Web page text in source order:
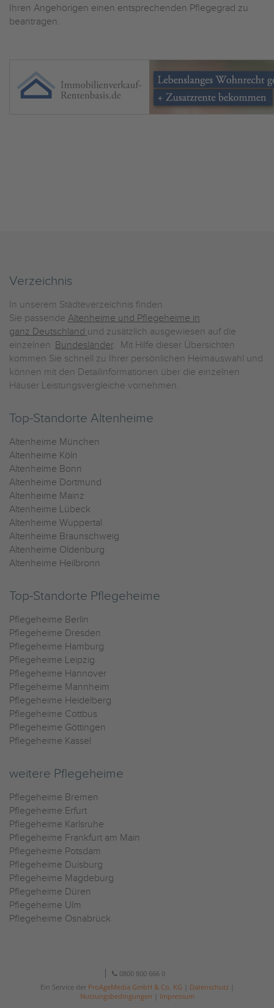
Ihren Angehörigen einen entsprechenden Pflegegrad zu
beantragen.
Verzeichnis
In unserem Städteverzeichnis finden
Sie passende Altenheime und Pflegeheime in
ganz Deutschland und zusätzlich ausgewiesen auf die
einzelnen Bundesländer. Mit Hilfe dieser Übersichten
kommen Sie schnell zu Ihrer persönlichen Heimauswahl und
können mit den Detailinformationen über die einzelnen
Häuser Leistungsvergleiche vornehmen.
Top-Standorte Altenheime
Altenheime München
Altenheime Köln
Altenheime Bonn
Altenheime Dortmund
Altenheime Mainz
Altenheime Lübeck
Altenheime Wuppertal
Altenheime Braunschweig
Altenheime Oldenburg
Altenheime Heilbronn
Top-Standorte Pflegeheime
Pflegeheime Berlin
Pflegeheime Dresden
Pflegeheime Hamburg
Pflegeheime Leipzig
Pflegeheime Hannover
Pflegeheime Mannheim
Pflegeheime Heidelberg
Pflegeheime Cottbus
Pflegeheime Göttingen
Pflegeheime Kassel
weitere Pflegeheime
Pflegeheime Bremen
Pflegeheime Erfurt
Pflegeheime Karlsruhe
Pflegeheime Frankfurt am Main
Pflegeheime Potsdam
Pflegeheime Duisburg
Pflegeheime Magdeburg
Pflegeheime Düren
Pflegeheime Ulm
Pflegeheime Osnabrück
0800 800 666 0
Ein Service der ProAgeMedia GmbH & Co. KG Datenschutz|
Nutzungsbedingungen
Impressum